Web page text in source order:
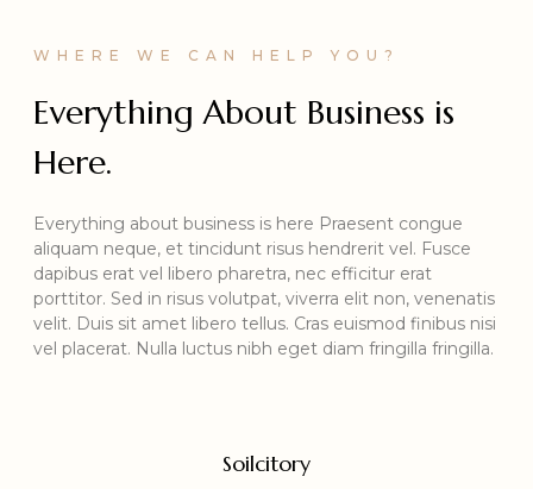
WHERE WE CAN HELP YOU?
Everything About Business is
Here.
Everything about business is here Praesent congue
aliquam neque, et tincidunt risus hendrerit vel. Fusce
dapibus erat vel libero pharetra, nec efficitur erat
porttitor. Sed in risus volutpat, viverra elit non, venenatis
velit. Duis sit amet libero tellus. Cras euismod finibus nisi
vel placerat. Nulla luctus nibh eget diam fringilla fringilla.
Soilcitory